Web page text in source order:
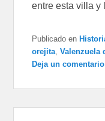
entre esta villa y
Publicado en
orejita,Valenzuela
Deja un comentario